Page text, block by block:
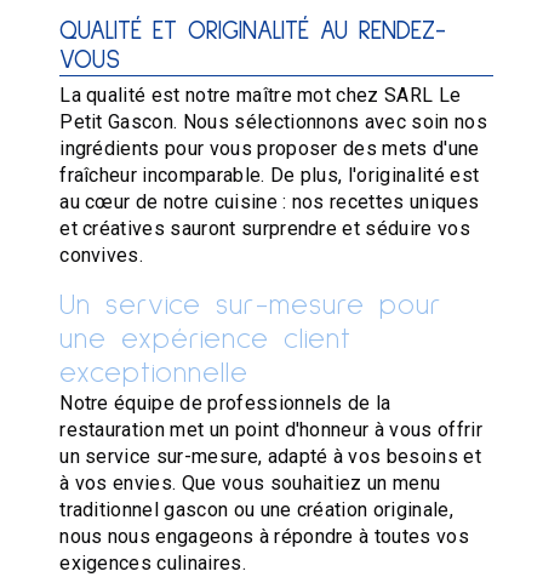
QUALITÉ ET ORIGINALITÉ AU RENDEZ-
VOUS
La qualité est notre maître mot chez SARL Le
Petit Gascon. Nous sélectionnons avec soin nos
ingrédients pour vous proposer des mets d'une
fraîcheur incomparable. De plus, l'originalité est
au cœur de notre cuisine : nos recettes uniques
et créatives sauront surprendre et séduire vos
convives.
Un service sur-mesure pour
une expérience client
exceptionnelle
Notre équipe de professionnels de la
restauration met un point d'honneur à vous offrir
un service sur-mesure, adapté à vos besoins et
à vos envies. Que vous souhaitiez un menu
traditionnel gascon ou une création originale,
nous nous engageons à répondre à toutes vos
exigences culinaires.